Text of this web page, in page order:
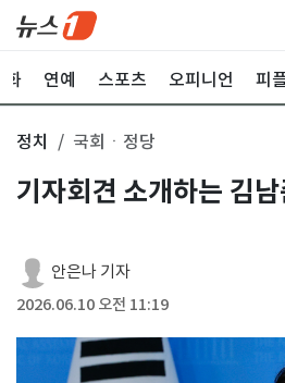
화 연예 스포츠 오피니언 피
정치 국회ㆍ정당
기자회견 소개하는 김
안은나 기자
2026.06.10 오전 11:19